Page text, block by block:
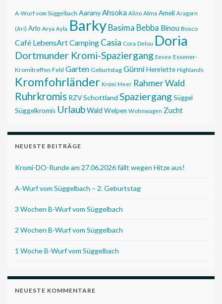
A-Wurf vom Süggelbach AaranyAhsoka Alino Alma Ameli Aragorn
(Ari) Arlo Arya Ayla BarkyBasima Bebba Binou Bosco
Café LebensArtCamping Casia Cora Delou Doria
Dortmunder Kromi-Spaziergang Eevee Essener-
Kromitreffen Feld Garten Geburtstag Günni Henriette Highlands
Kromfohrländer Kromi Meer Rahmer Wald
Ruhrkromis RZVSchottland Spaziergang Süggel
Süggelkromis UrlaubWald Welpen Wohnwagen Zucht
NEUESTE BEITRÄGE
Kromi-DO-Runde am 27.06.2026 fällt wegen Hitze aus!
A-Wurf vom Süggelbach – 2. Geburtstag
3 Wochen B-Wurf vom Süggelbach
2 Wochen B-Wurf vom Süggelbach
1 Woche B-Wurf vom Süggelbach
NEUESTE KOMMENTARE